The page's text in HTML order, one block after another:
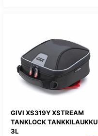
GIVI XS319Y XSTREAM
TANKLOCK TANKKILAUKKU
3L